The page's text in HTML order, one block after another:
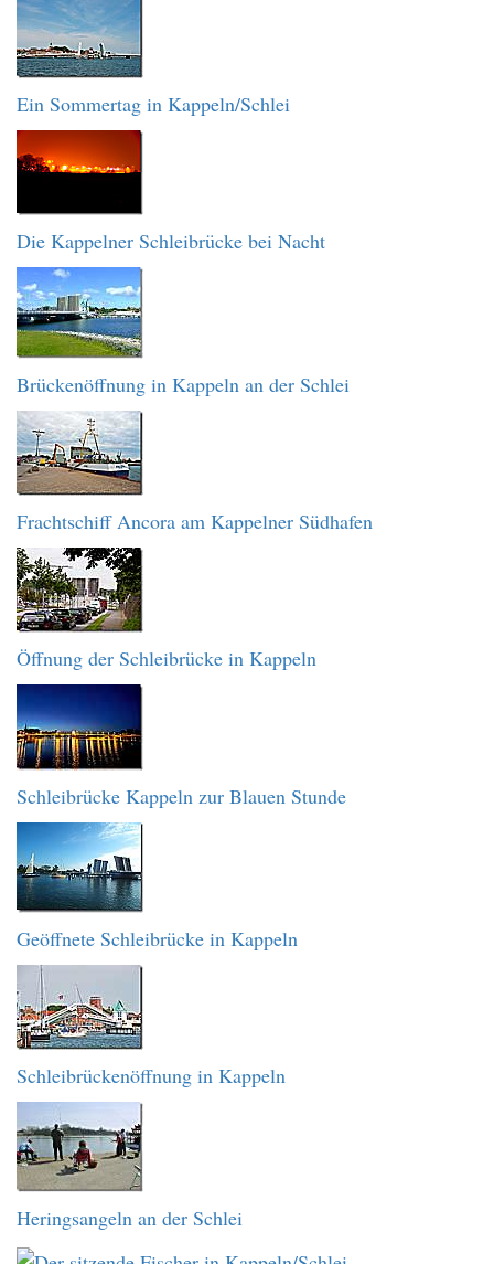
Ein Sommertag in Kappeln/Schlei
Die Kappelner Schleibrücke bei Nacht
Brückenöffnung in Kappeln an der Schlei
Frachtschiff Ancora am Kappelner Südhafen
Öffnung der Schleibrücke in Kappeln
Schleibrücke Kappeln zur Blauen Stunde
Geöffnete Schleibrücke in Kappeln
Schleibrückenöffnung in Kappeln
Heringsangeln an der Schlei